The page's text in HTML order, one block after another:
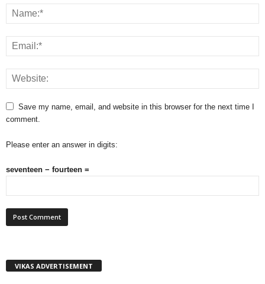
Save my name, email, and website in this browser for the next time I
comment.
Please enter an answer in digits:
seventeen − fourteen =
VIKAS ADVERTISEMENT